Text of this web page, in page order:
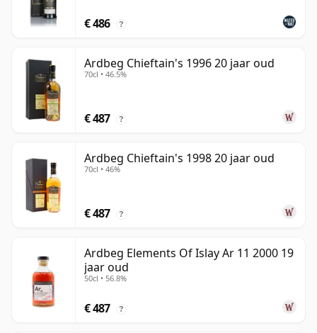
€ 486 ?
Ardbeg Chieftain's 1996 20 jaar oud
70cl • 46.5%
€ 487 ?
Ardbeg Chieftain's 1998 20 jaar oud
70cl • 46%
€ 487 ?
Ardbeg Elements Of Islay Ar 11 2000 19
jaar oud
50cl • 56.8%
€ 487 ?